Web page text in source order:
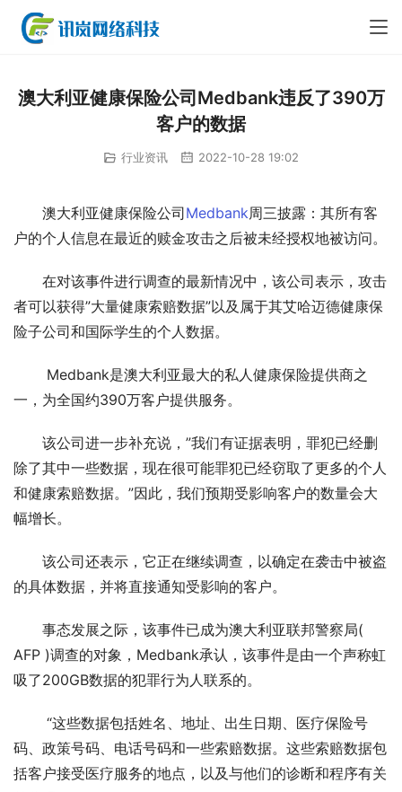
澳大利亚健康保险公司Medbank违反了390万
客户的数据
行业资讯 2022-10-28 19:02
澳大利亚健康保险公司Medbank周三披露：其所有客
户的个人信息在最近的赎金攻击之后被未经授权地被访问。
在对该事件进行调查的最新情况中，该公司表示，攻击
者可以获得”大量健康索赔数据”以及属于其艾哈迈德健康保
险子公司和国际学生的个人数据。
Medbank是澳大利亚最大的私人健康保险提供商之
一，为全国约390万客户提供服务。
该公司进一步补充说，”我们有证据表明，罪犯已经删
除了其中一些数据，现在很可能罪犯已经窃取了更多的个人
和健康索赔数据。”因此，我们预期受影响客户的数量会大
幅增长。
该公司还表示，它正在继续调查，以确定在袭击中被盗
的具体数据，并将直接通知受影响的客户。
事态发展之际，该事件已成为澳大利亚联邦警察局(
AFP )调查的对象，Medbank承认，该事件是由一个声称虹
吸了200GB数据的犯罪行为人联系的。
“这些数据包括姓名、地址、出生日期、医疗保险号
码、政策号码、电话号码和一些索赔数据。这些索赔数据包
括客户接受医疗服务的地点，以及与他们的诊断和程序有关